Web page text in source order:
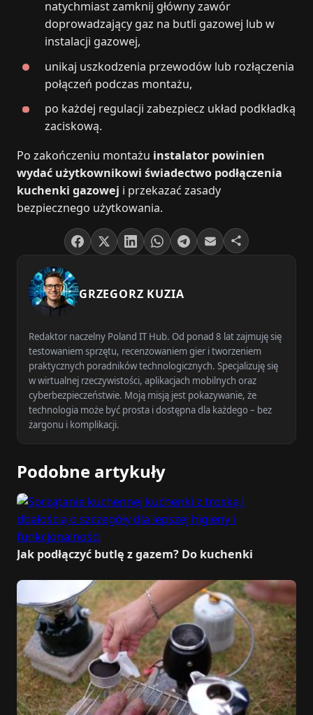
natychmiast zamknij główny zawór
doprowadzający gaz na butli gazowej lub w
instalacji gazowej,
unikaj uszkodzenia przewodów lub rozłączenia
połączeń podczas montażu,
po każdej regulacji zabezpiecz układ podkładką
zaciskową.
Po zakończeniu montażu instalator powinien
wydać użytkownikowi świadectwo podłączenia
kuchenki gazowej i przekazać zasady
bezpiecznego użytkowania.
GRZEGORZ KUZIA
Redaktor naczelny Poland IT Hub. Od ponad 8 lat zajmuję się
testowaniem sprzętu, recenzowaniem gier i tworzeniem
praktycznych poradników technologicznych. Specjalizuję się
w wirtualnej rzeczywistości, aplikacjach mobilnych oraz
cyberbezpieczeństwie. Moją misją jest pokazywanie, że
technologia może być prosta i dostępna dla każdego – bez
żargonu i komplikacji.
Podobne artykuły
Jak podłączyć butlę z gazem? Do kuchenki